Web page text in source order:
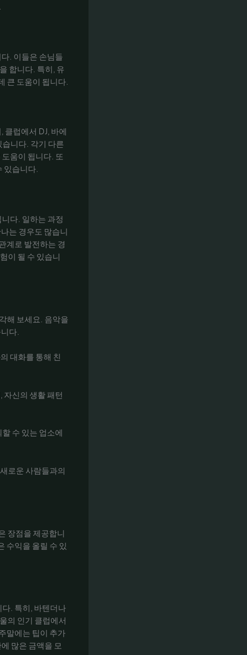
. 이들은 손님들
합니다. 특히, 유
큰 도움이 됩니다.
클럽에서 DJ, 바에
니다. 각기 다른
움이 됩니다. 또
있습니다.
다. 일하는 과정
는 경우도 많습니
계로 발전하는 경
이 될 수 있습니
해 보세요. 음악을
다.
대화를 통해 친
자신의 생활 패턴
수 있는 업소에
로운 사람들과의
장점을 제공합니
수익을 올릴 수 있
. 특히, 바텐더나
의 인기 클럽에서
말에는 팁이 추가
많은 금액을 모